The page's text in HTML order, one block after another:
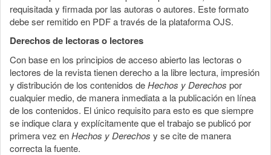
requisitada y firmada por las autoras o autores. Este formato
debe ser remitido en PDF a través de la plataforma OJS.
Derechos de lectoras o lectores
Con base en los principios de acceso abierto las lectoras o
lectores de la revista tienen derecho a la libre lectura, impresión
y distribución de los contenidos deHechos y Derechos por
cualquier medio, de manera inmediata a la publicación en línea
de los contenidos. El único requisito para esto es que siempre
se indique clara y explícitamente que el trabajo se publicó por
primera vez enHechos y Derechos y se cite de manera
correcta la fuente.